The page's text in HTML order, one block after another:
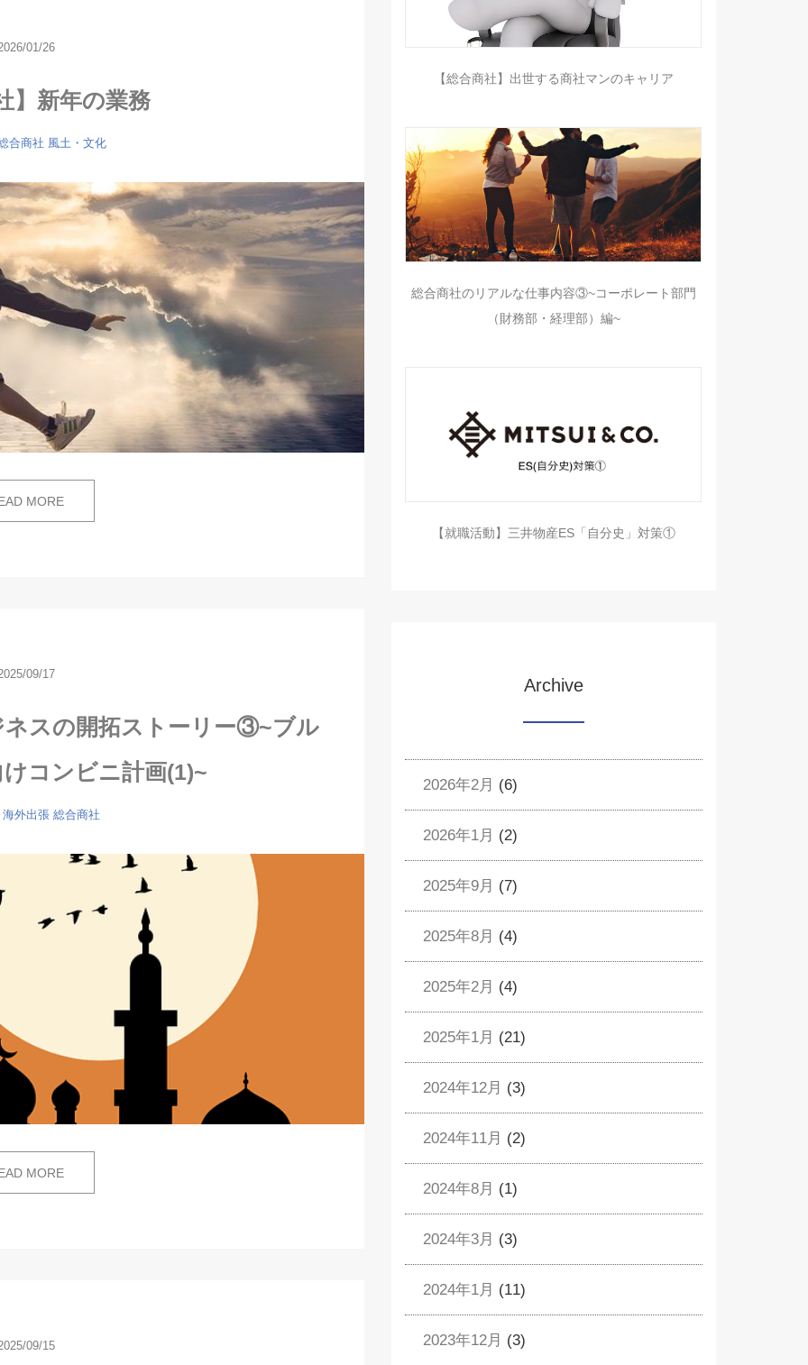
01/26
】新年の業務
合商社 風土・文化
MORE
09/17
ネスの開拓ストーリー③~ブル
コンビニ計画(1)~
海外出張 総合商社
MORE
09/15
【総合商社】出世する商社マンのキャリア
総合商社のリアルな仕事内容③~コーポレート部門
（財務部・経理部）編~
【就職活動】三井物産ES「自分史」対策①
Archive
2026年2月 (6)
2026年1月 (2)
2025年9月 (7)
2025年8月 (4)
2025年2月 (4)
2025年1月 (21)
2024年12月 (3)
2024年11月 (2)
2024年8月 (1)
2024年3月 (3)
2024年1月 (11)
2023年12月 (3)